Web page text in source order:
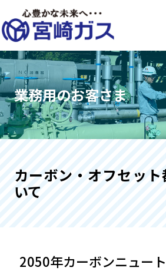
業務用のお客さま
カーボン・オフセッ
いて
2050年カーボンニュー